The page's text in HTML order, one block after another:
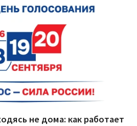
не дома: как работает